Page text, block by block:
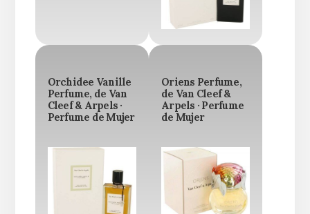
Orchidee Vanille
Perfume, de Van
Cleef & Arpels ·
Perfume de Mujer
Oriens Perfume,
de Van Cleef &
Arpels · Perfume
de Mujer